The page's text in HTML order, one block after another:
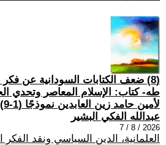
(8) ضعف الكتابات السودانية عن
لأمين حامد زين العابدين نموذجًا (1-9)
عبدالله الفكي البشير
2026 / 8 / 7
العلمانية، الدين السياسي ونقد الفكر